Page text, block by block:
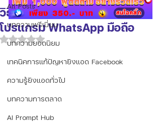
All Posts
บทความพรีเมี่ยม
บทความยอดนิยม
เทคนิคการแก้ปัญหายิงแอด Facebook
ความรู้ยิงแอดทั่วไป
บทความการตลาด
AI Prompt Hub
วิธีการสร้าง BM ง่ายๆ ด้วย
โปรแกรม WhatsApp มือถือ
ได้รับ NaN เต็ม 5 ดาว